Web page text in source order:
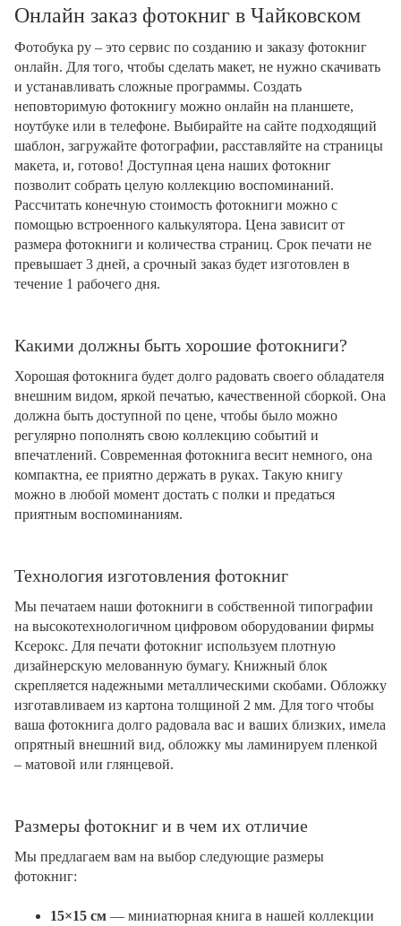
Онлайн заказ фотокниг в Чайковском
Фотобука ру – это сервис по созданию и заказу фотокниг
онлайн. Для того, чтобы сделать макет, не нужно скачивать
и устанавливать сложные программы. Создать
неповторимую фотокнигу можно онлайн на планшете,
ноутбуке или в телефоне. Выбирайте на сайте подходящий
шаблон, загружайте фотографии, расставляйте на страницы
макета, и, готово! Доступная цена наших фотокниг
позволит собрать целую коллекцию воспоминаний.
Рассчитать конечную стоимость фотокниги можно с
помощью встроенного калькулятора. Цена зависит от
размера фотокниги и количества страниц. Срок печати не
превышает 3 дней, а срочный заказ будет изготовлен в
течение 1 рабочего дня.
Какими должны быть хорошие фотокниги?
Хорошая фотокнига будет долго радовать своего обладателя
внешним видом, яркой печатью, качественной сборкой. Она
должна быть доступной по цене, чтобы было можно
регулярно пополнять свою коллекцию событий и
впечатлений. Современная фотокнига весит немного, она
компактна, ее приятно держать в руках. Такую книгу
можно в любой момент достать с полки и предаться
приятным воспоминаниям.
Технология изготовления фотокниг
Мы печатаем наши фотокниги в собственной типографии
на высокотехнологичном цифровом оборудовании фирмы
Ксерокс. Для печати фотокниг используем плотную
дизайнерскую мелованную бумагу. Книжный блок
скрепляется надежными металлическими скобами. Обложку
изготавливаем из картона толщиной 2 мм. Для того чтобы
ваша фотокнига долго радовала вас и ваших близких, имела
опрятный внешний вид, обложку мы ламинируем пленкой
– матовой или глянцевой.
Размеры фотокниг и в чем их отличие
Мы предлагаем вам на выбор следующие размеры
фотокниг:
15×15 см — миниатюрная книга в нашей коллекции